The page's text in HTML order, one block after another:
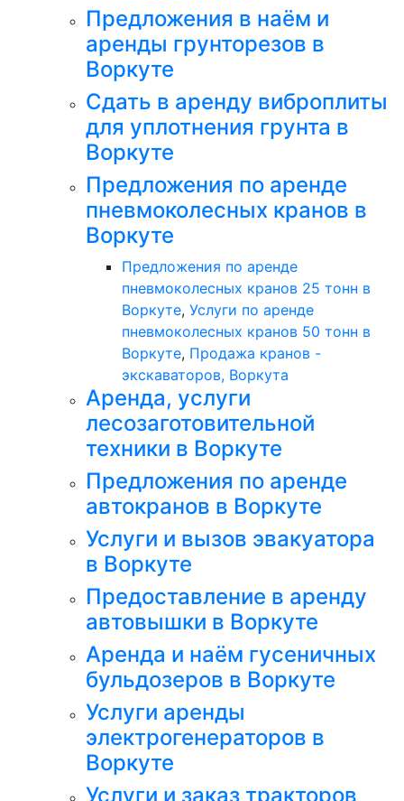
Предложения в наём и
аренды грунторезов в
Воркуте
Сдать в аренду виброплиты
для уплотнения грунта в
Воркуте
Предложения по аренде
пневмоколесных кранов в
Воркуте
Предложения по аренде
пневмоколесных кранов 25 тонн в
Воркуте, Услуги по аренде
пневмоколесных кранов 50 тонн в
Воркуте, Продажа кранов -
экскаваторов, Воркута
Аренда, услуги
лесозаготовительной
техники в Воркуте
Предложения по аренде
автокранов в Воркуте
Услуги и вызов эвакуатора
в Воркуте
Предоставление в аренду
автовышки в Воркуте
Аренда и наём гусеничных
бульдозеров в Воркуте
Услуги аренды
электрогенераторов в
Воркуте
Услуги и заказ тракторов